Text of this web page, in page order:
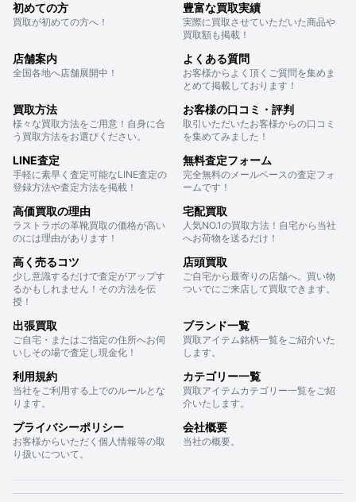
初めての方
買取が初めての方へ！
豊富な買取実績
実際に買取させていただいた商品や
買取額も掲載！
店舗案内
全国各地へ店舗展開中！
よくある質問
お客様からよく頂くご質問を集めま
とめて掲載しております！
買取方法
様々な買取方法をご用意！自身に合
う買取方法をお選びください。
お客様の口コミ・評判
取引いただいたお客様からの口コミ
を集めてみました！
LINE査定
手軽に素早く査定可能なLINE査定の
登録方法や査定方法を掲載！
無料査定フォーム
完全無料のメールベースの査定フォ
ームです！
高価買取の理由
ラストラボの革靴買取の価格が高い
のには理由があります！
宅配買取
人気NO.1の買取方法！自宅から当社
へお荷物を送るだけ！
高く売るコツ
少し意識するだけで査定がアップす
るかもしれません！その方法を伝
授！
店頭買取
ご自宅から最寄りの店舗へ。買い物
ついでにご来店して買取できます。
出張買取
ご自宅・またはご指定の住所へお伺
いしその場で査定し現金化！
ブランド一覧
買取アイテム銘柄一覧をご紹介いた
します。
利用規約
当社をご利用する上でのルールとな
ります。
カテゴリー一覧
買取アイテムカテゴリー一覧をご紹
介いたします。
プライバシーポリシー
お客様からいただく個人情報等の取
り扱いについて。
会社概要
当社の概要。